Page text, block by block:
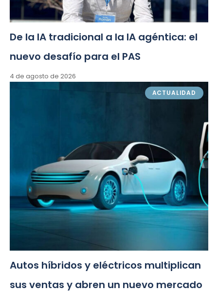
De la IA tradicional a la IA agéntica: el
nuevo desafío para el PAS
4 de agosto de 2026
ACTUALIDAD
Autos híbridos y eléctricos multiplican
sus ventas y abren un nuevo mercado